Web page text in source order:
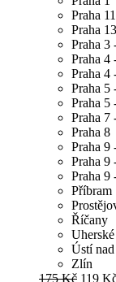
Praha
Praha
Praha 3
Praha 4
Praha 4
Praha 5
Praha 5
Praha 7
Praha 8
Praha 9
Praha 9
Praha 9
Příbram
Říčany
Ústí
Zlín
175 Kč 119